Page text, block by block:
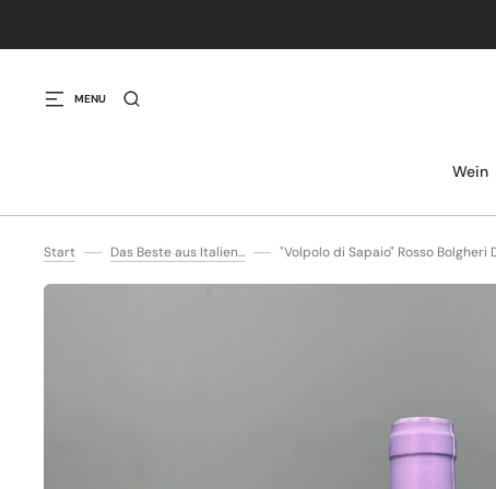
MENU
Wein
Start Das Beste aus Italien... "Volpolo di Sapaio" Rosso